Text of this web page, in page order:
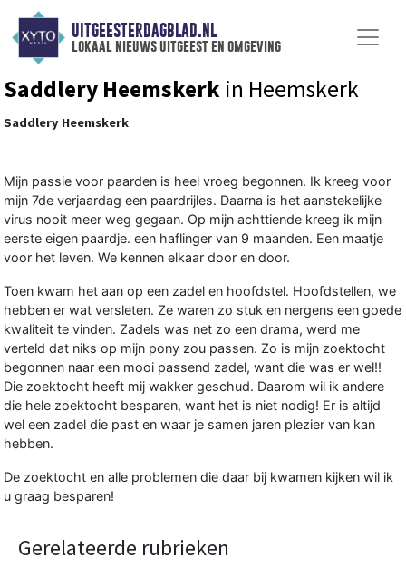
UITGEESTERDAGBLAD.NL
lokaal nieuws uitgeest en omgeving
Saddlery Heemskerk in Heemskerk
Saddlery Heemskerk
Mijn passie voor paarden is heel vroeg begonnen. Ik kreeg voor
mijn 7de verjaardag een paardrijles. Daarna is het aanstekelijke
virus nooit meer weg gegaan. Op mijn achttiende kreeg ik mijn
eerste eigen paardje. een haflinger van 9 maanden. Een maatje
voor het leven. We kennen elkaar door en door.
Toen kwam het aan op een zadel en hoofdstel. Hoofdstellen, we
hebben er wat versleten. Ze waren zo stuk en nergens een goede
kwaliteit te vinden. Zadels was net zo een drama, werd me
verteld dat niks op mijn pony zou passen. Zo is mijn zoektocht
begonnen naar een mooi passend zadel, want die was er wel!!
Die zoektocht heeft mij wakker geschud. Daarom wil ik andere
die hele zoektocht besparen, want het is niet nodig! Er is altijd
wel een zadel die past en waar je samen jaren plezier van kan
hebben.
De zoektocht en alle problemen die daar bij kwamen kijken wil ik
u graag besparen!
Gerelateerde rubrieken